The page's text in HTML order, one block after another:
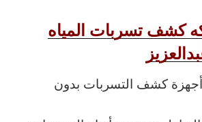
كشف تسربات المياه
كشف التسربات بدون